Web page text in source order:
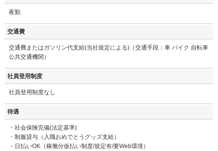
夜勤
交通費
交通費またはガソリン代支給(当社規定による)（交通手段：車 バイク 自転車
公共交通機関）
社員登用制度
社員登用制度なし
待遇
・社会保険完備(法定基準)
・制服貸与（入職おめでとうグッズ支給）
・日払いOK（稼働分仮払い制度/規定有/要Web環境）